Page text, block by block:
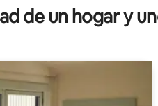
de un hogar y